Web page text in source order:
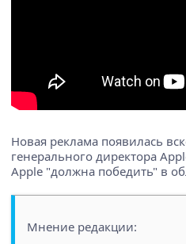
Новая реклама появилась
генерального директора
Apple "должна победить" в
Мнение редакции: